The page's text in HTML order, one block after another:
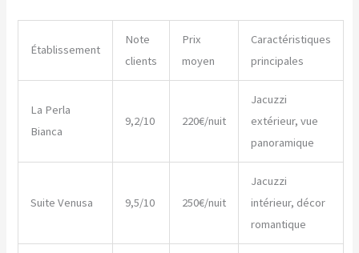
Établissement
Note
clients
Prix
moyen
Caractéristiques
principales
La Perla
Bianca
9,2/10 220€/nuit
Jacuzzi
extérieur, vue
panoramique
Suite Venusa 9,5/10 250€/nuit
Jacuzzi
intérieur, décor
romantique